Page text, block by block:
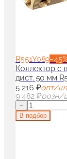
R551Y089−45
Коллектор с
дист. 50 мм
5 216 ₽опт/
9 482 ₽розн/
−
В подбор